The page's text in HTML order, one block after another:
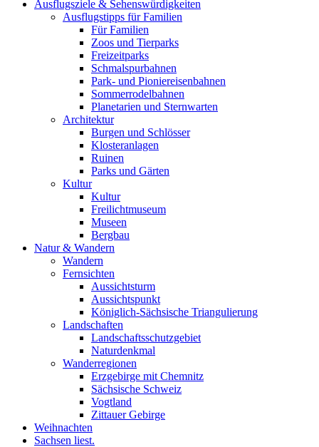
Ausflugsziele & Sehenswürdigkeiten
Ausflugstipps für Familien
Für Familien
Zoos und Tierparks
Freizeitparks
Schmalspurbahnen
Park- und Pioniereisenbahnen
Sommerrodelbahnen
Planetarien und Sternwarten
Architektur
Burgen und Schlösser
Klosteranlagen
Ruinen
Parks und Gärten
Kultur
Kultur
Freilichtmuseum
Museen
Bergbau
Natur & Wandern
Wandern
Fernsichten
Aussichtsturm
Aussichtspunkt
Königlich-Sächsische Triangulierung
Landschaften
Landschaftsschutzgebiet
Naturdenkmal
Wanderregionen
Erzgebirge mit Chemnitz
Sächsische Schweiz
Vogtland
Zittauer Gebirge
Weihnachten
Sachsen liest.